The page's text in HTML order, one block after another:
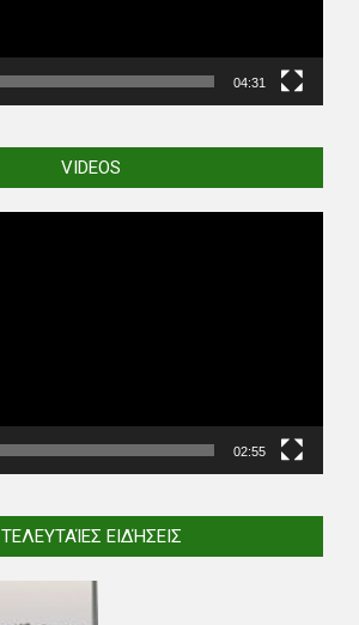
04:31
VIDEOS
02:55
ΤΕΛΕΥΤΑΊΕΣ ΕΙΔΉΣΕΙΣ